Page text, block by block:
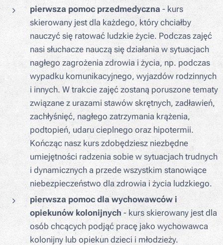
pierwsza pomoc przedmedyczna - kurs
skierowany jest dla każdego, który chciałby
nauczyć się ratować ludzkie życie. Podczas zajęć
nasi słuchacze nauczą się działania w sytuacjach
nagłego zagrożenia zdrowia i życia, np. podczas
wypadku komunikacyjnego, wyjazdów rodzinnych
i innych. W trakcie zajęć zostaną poruszone tematy
związane z urazami stawów skrętnych, zadławień,
zachłyśnięć, nagłego zatrzymania krążenia,
podtopień, udaru cieplnego oraz hipotermii.
Kończąc nasz kurs zdobędziesz niezbędne
umiejętności radzenia sobie w sytuacjach trudnych
i dynamicznych a przede wszystkim stanowiące
niebezpieczeństwo dla zdrowia i życia ludzkiego.
pierwsza pomoc dla wychowawców i
opiekunów kolonijnych - kurs skierowany jest dla
osób chcących podjąć pracę jako wychowawca
kolonijny lub opiekun dzieci i młodzieży.